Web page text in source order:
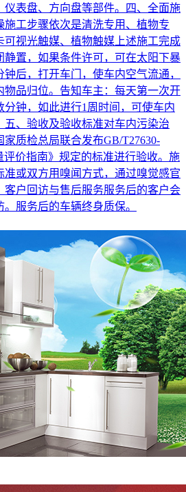
仪表盘、方向盘等部件。四、全面施
施工步骤依次是清洗专用、植物专
可视光触媒、植物触媒上述施工完成
静置，如果条件许可，可在太阳下暴
后，打开车门，使车内空气流通，
物品归位。告知车主：每天第一次开
分钟，如此进行1周时间，可使车内
五、验收及验收标准对车内污染治
质检总局联合发布GB/T27630-
评价指南》规定的标准进行验收。施
准或双方用嗅闻方式，通过嗅觉感官
客户回访与售后服务服务后的客户会
服务后的车辆终身质保。